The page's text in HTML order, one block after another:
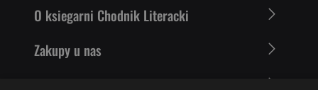
O ksiegarni Chodnik Literacki
Zakupy u nas